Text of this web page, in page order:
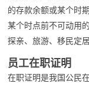
的存款余额或某个时
某个时点前不可动用
探亲、旅游、移民定
员工在职证明
在职证明是我国公民